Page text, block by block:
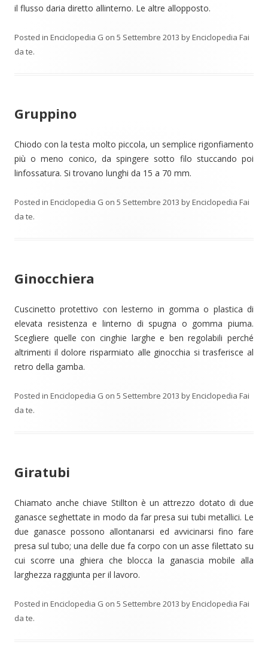
il flusso daria diretto allinterno. Le altre allopposto.
Posted in Enciclopedia G on 5 Settembre 2013 byEnciclopedia Fai
da te.
Gruppino
Chiodo con la testa molto piccola, un semplice rigonfiamento
più o meno conico, da spingere sotto filo stuccando poi
linfossatura. Si trovano lunghi da 15 a 70 mm.
Posted in Enciclopedia G on 5 Settembre 2013 byEnciclopedia Fai
da te.
Ginocchiera
Cuscinetto protettivo con lesterno in gomma o plastica di
elevata resistenza e linterno di spugna o gomma piuma.
Scegliere quelle con cinghie larghe e ben regolabili perché
altrimenti il dolore risparmiato alle ginocchia si trasferisce al
retro della gamba.
Posted in Enciclopedia G on 5 Settembre 2013 byEnciclopedia Fai
da te.
Giratubi
Chiamato anche chiave Stillton è un attrezzo dotato di due
ganasce seghettate in modo da far presa sui tubi metallici. Le
due ganasce possono allontanarsi ed avvicinarsi fino fare
presa sul tubo; una delle due fa corpo con un asse filettato su
cui scorre una ghiera che blocca la ganascia mobile alla
larghezza raggiunta per il lavoro.
Posted in Enciclopedia G on 5 Settembre 2013 byEnciclopedia Fai
da te.